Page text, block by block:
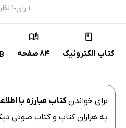
۱ رای ● ۱ نظر
کتاب الکترونیک 84 صفحه
برای خواندنکتاب مبارزه با
به هزاران کتاب و کتاب صوتی